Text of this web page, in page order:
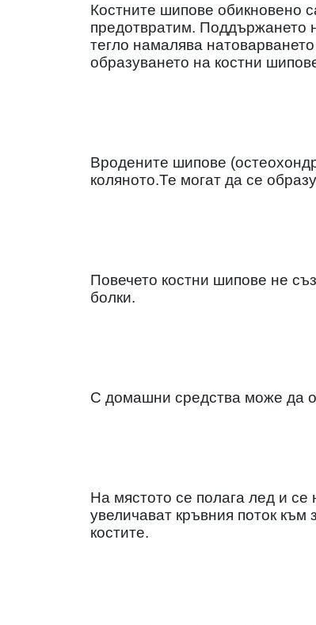
Костните шипове обикновено
предотвратим. Поддържането
тегло намалява
образуването на костни
Вродените шипове
коляното.Те могат да се
Повечето костни шипове не
болки.
С домашни средства може да
На мястото се полага лед и
увеличават кръвния поток
костите.